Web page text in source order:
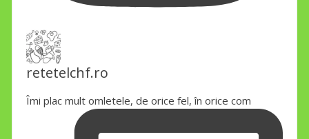
retetelchf.ro
Îmi plac mult omletele, de orice fel, în orice com